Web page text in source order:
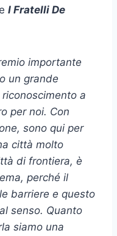
I Fratelli De
importante
un grande
a
per noi. Con
sono qui per
città molto
di frontiera, è
perché il
barriere e questo
senso. Quanto
siamo una